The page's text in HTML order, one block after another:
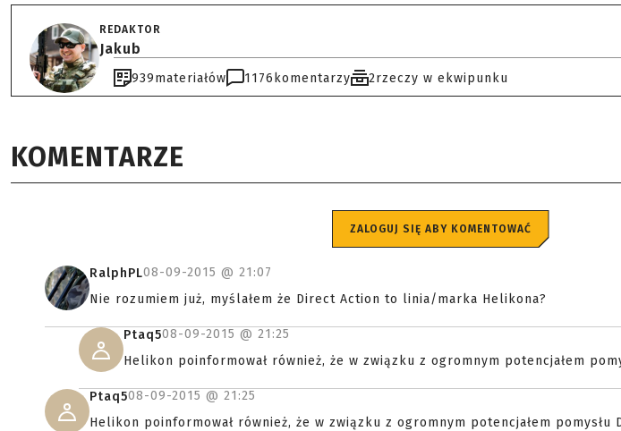
REDAKTOR
Jakub
939materiałów 1176 komentarzy 2rzeczy w ekwipunku
KOMENTARZE
ZALOGUJ SIĘ ABY KOMENTOWAĆ
RalphPL08-09-2015 @ 21:07
Nie rozumiem już, myślałem że Direct Action to linia/marka Helikona?
Ptaq508-09-2015 @ 21:25
Helikon poinformował również, że w związku z ogromnym potencjałem
Ptaq508-09-2015 @ 21:25
Helikon poinformował również, że w związku z ogromnym potencjałem pomysłu